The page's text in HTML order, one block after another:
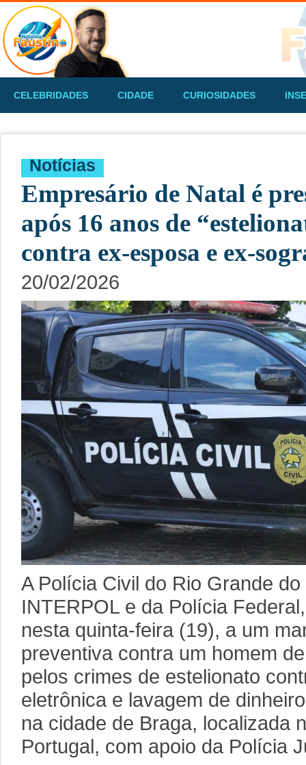
CELEBRIDADES CIDADE CURIOSIDADES
Notícias
Empresário de Natal é
após 16 anos de
contra ex-esposa e ex-
20/02/2026
A Polícia Civil do Rio Grande
INTERPOL e da Polícia
nesta quinta-feira (19), a um
preventiva contra um homem
pelos crimes de estelionato
eletrônica e lavagem de
na cidade de Braga, localizada
Portugal, com apoio da Polícia